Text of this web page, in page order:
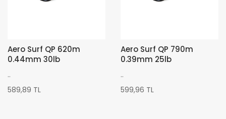
Aero Surf QP 620m
0.44mm 30lb
..
589,89 TL
Aero Surf QP 790m
0.39mm 25lb
..
599,96 TL